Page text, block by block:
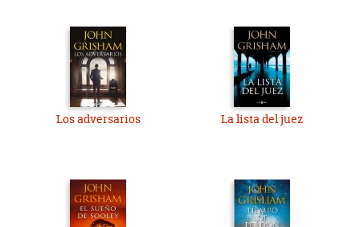
Los adversarios La lista del juez